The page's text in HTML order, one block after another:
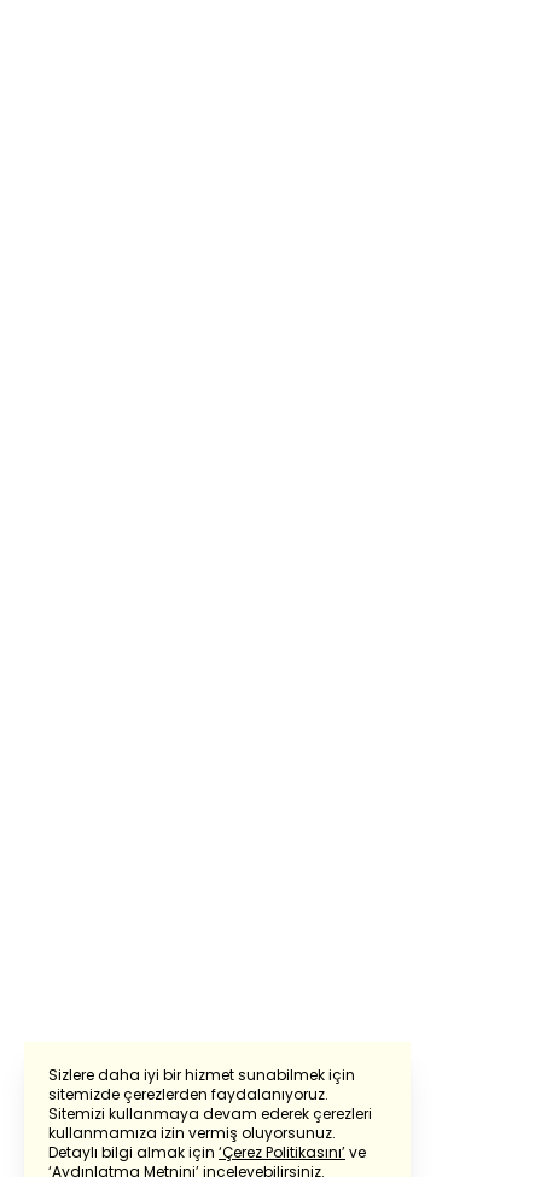
Sizlere daha iyi bir hizmet sunabilmek için
sitemizde çerezlerden faydalanıyoruz.
Sitemizi kullanmaya devam ederek çerezleri
kullanmamıza izin vermiş oluyorsunuz.
Detaylı bilgi almak için ‘Çerez Politikasını’ve
‘Aydınlatma Metnini’inceleyebilirsiniz.
Powered by Translate